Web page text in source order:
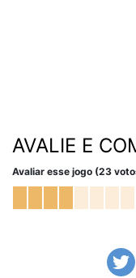
AVALIE E
Avaliar esse jogo (23